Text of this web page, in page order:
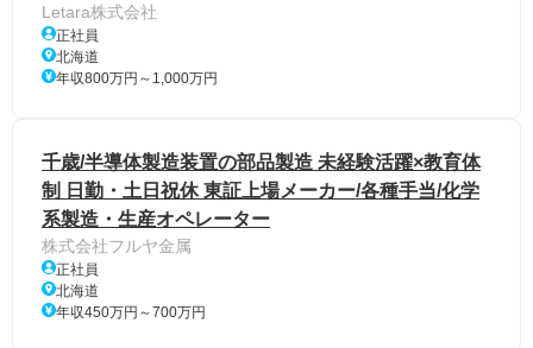
Letara株式会社
正社員
北海道
年収800万円～1,000万円
千歳/半導体製造装置の部品製造 未経験活躍×教育体
制 日勤・土日祝休 東証上場メーカー/各種手当/化学
系製造・生産オペレーター
株式会社フルヤ金属
正社員
北海道
年収450万円～700万円